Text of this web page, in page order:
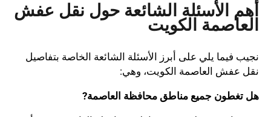
أهم الأسئلة الشائعة حول نقل عفش
العاصمة الكويت
نجيب فيما يلي على أبرز الأسئلة الشائعة الخاصة بتفاصيل
نقل عفش العاصمة الكويت، وهي:
هل تغطون جميع مناطق محافظة العاصمة?